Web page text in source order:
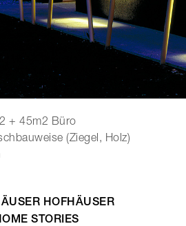
+ 45m2 Büro
(Ziegel, Holz)
HOFHÄUSER
STORIES